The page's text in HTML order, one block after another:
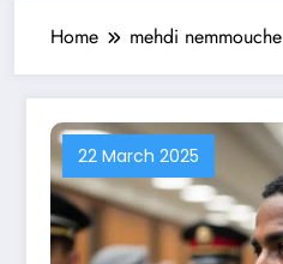
Home mehdi nemmouche
22 March 2025